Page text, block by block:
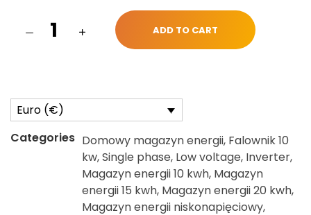
ADD TO CART
Euro (€)
Categories Domowy magazyn energii, Falownik 10
kw,Single phase, Low voltage, Inverter,
Magazyn energii 10 kwh, Magazyn
energii 15 kwh, Magazyn energii 20 kwh,
Magazyn energii niskonapięciowy,